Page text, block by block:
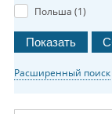
Польша (1)
Расширенный поиск